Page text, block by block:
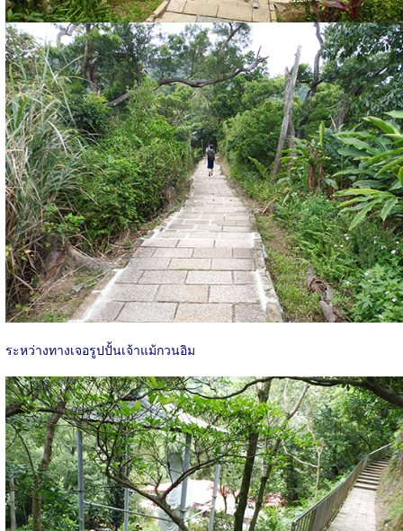
ระหว่างทางเจอรูปปั้นเจ้าแม้กวนอิม